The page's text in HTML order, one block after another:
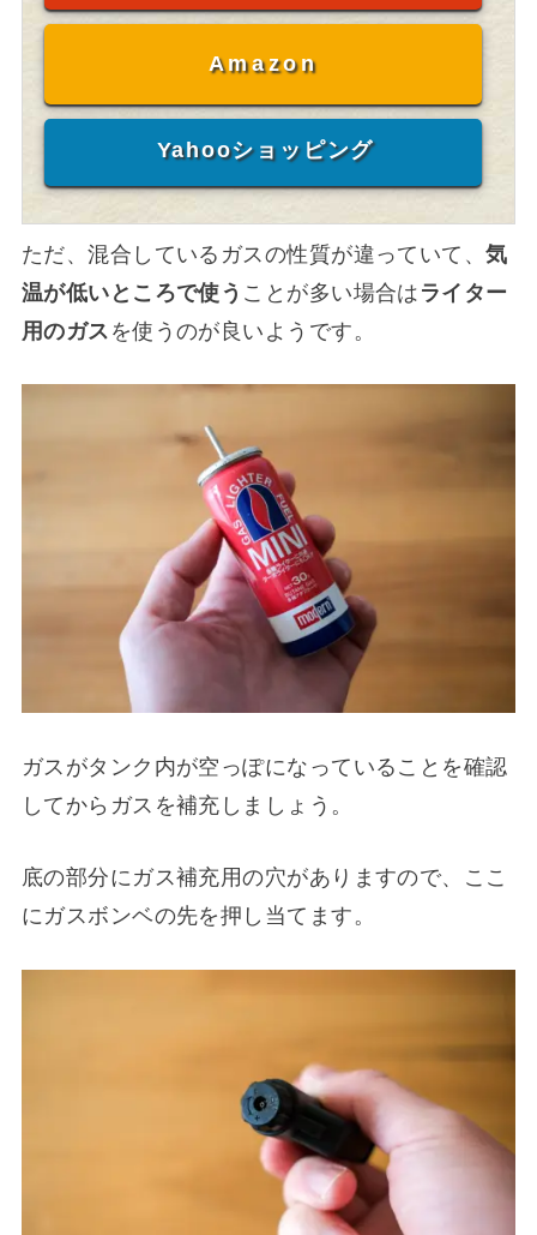
Amazon
Yahooショッピング
ただ、混合しているガスの性質が違っていて、気
温が低いところで使う ことが多い場合は ライター
用のガス を使うのが良いようです。
ガスがタンク内が空っぽになっていることを確認
してからガスを補充しましょう。
底の部分にガス補充用の穴がありますので、ここ
にガスボンベの先を押し当てます。